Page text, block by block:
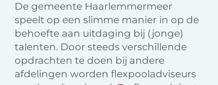
De gemeente Haarlemmermeer
speelt op een slimme manier in op de
behoefte aan uitdaging bij (jonge)
talenten. Door steeds verschillende
opdrachten te doen bij andere
afdelingen worden flexpooladviseurs